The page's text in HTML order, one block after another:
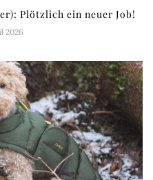
Plötzlich ein neuer Job!
2026